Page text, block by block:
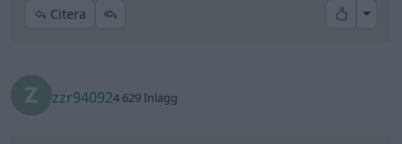
Citera All
zzr940924 629 Inlägg